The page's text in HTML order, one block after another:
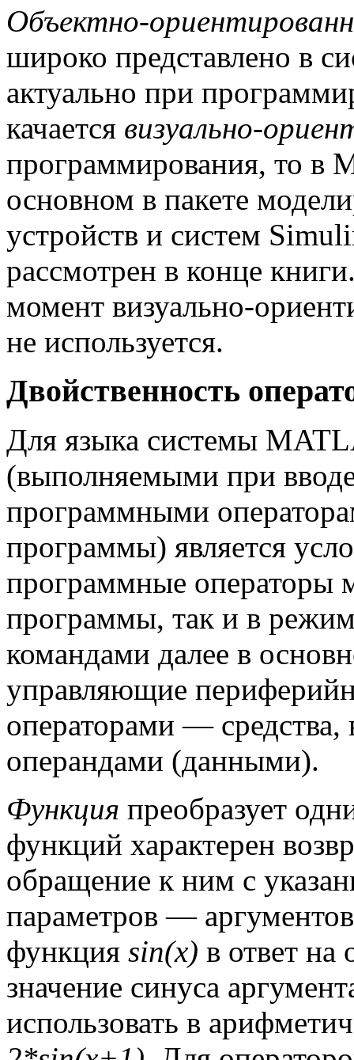
Объектно-
широко представлено в
актуально при
качается визуально-
программирования, то в
основном в пакете
устройств и систем
рассмотрен в конце
момент визуально-
не используется.
Двойственность
Для языка системы
(выполняемыми при
программными
программы) является
программные операторы
программы, так и в
командами далее в
управляющие
операторами —
операндами (данными).
Функция преобразует
функций характерен
обращение к ним с
параметров —
функция sin(x) в ответ на
значение синуса
использовать в